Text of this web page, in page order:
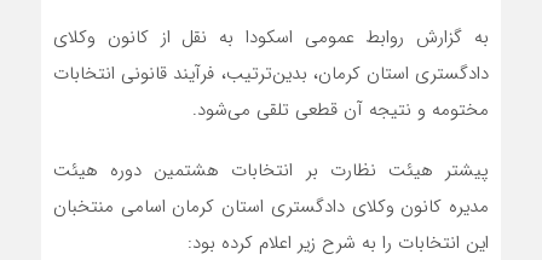
به گزارش روابط عمومی اسکودا به نقل از کانون وکلای
دادگستری استان کرمان، بدین‌ترتیب، فرآیند قانونی انتخابات
مختومه و نتیجه آن قطعی تلقی می‌شود.
پیشتر هیئت نظارت بر انتخابات هشتمین دوره هیئت
مدیره کانون وکلای دادگستری استان کرمان اسامی منتخبان
این انتخابات را به شرح زیر اعلام کرده بود: